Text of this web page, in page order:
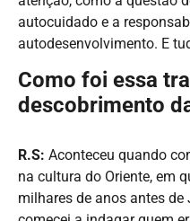
autocuidado e a
autodesenvolvimento. E
Como foi essa
descobrimento
R.S: Aconteceu quando
na cultura do Oriente, em
milhares de anos antes de